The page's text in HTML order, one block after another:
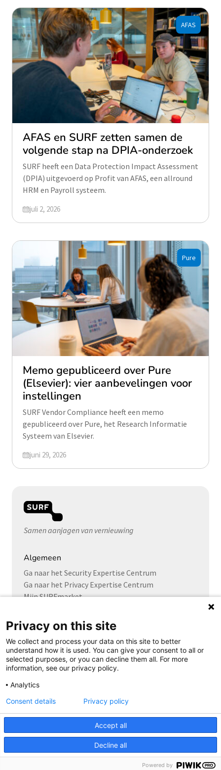
AFAS en SURF zetten samen de
volgende stap na DPIA-onderzoek
SURF heeft een Data Protection Impact Assessment
(DPIA) uitgevoerd op Profit van AFAS, een allround
HRM en Payroll systeem.
Geüpdatet op
juli 2, 2026
AFAS
Memo gepubliceerd over Pure
(Elsevier): vier aanbevelingen voor
instellingen
SURF Vendor Compliance heeft een memo
gepubliceerd over Pure, het Research Informatie
Systeem van Elsevier.
Geüpdatet op
juni 29, 2026
Pure
Samen aanjagen van vernieuwing
Algemeen
Ga naar het Security Expertise Centrum
Ga naar het Privacy Expertise Centrum
Mijn SURFmarket
Volg ons
Privacyverklaring
Privacy on this site
We collect and process your data on this site to better
understand how it is used. You can give your consent to all or
selected purposes, or you can decline them all. For more
information, see our privacy policy.
Analytics
Accept all
Decline all
Consent details Privacy policy
Powered by